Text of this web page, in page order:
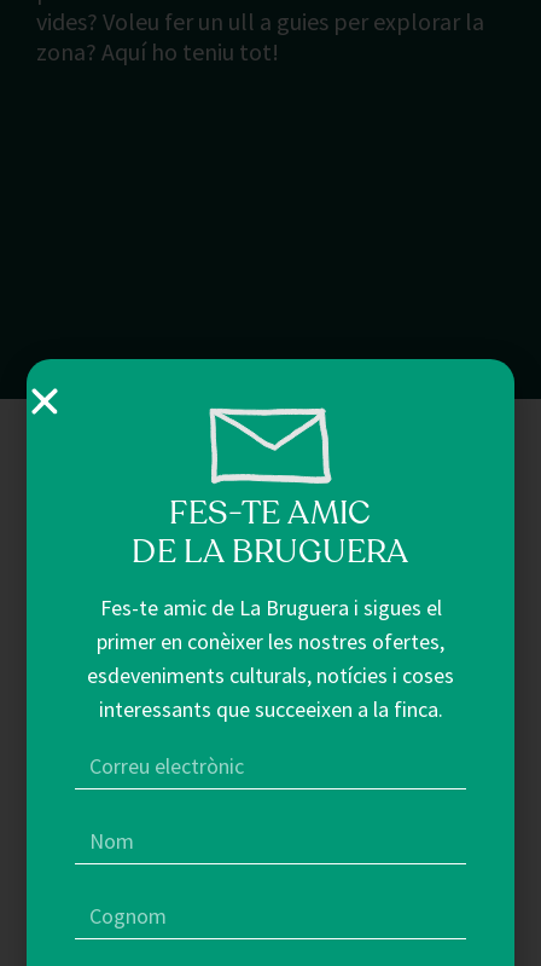
vides? Voleu fer un ull a guies per explorar la
zona? Aquí ho teniu tot!
+ Veure més
FES-TE AMIC
DE LA BRUGUERA
Fes-te amic de La Bruguera i sigues el
primer en conèixer les nostres ofertes,
esdeveniments culturals, notícies i coses
interessants que succeeixen a la finca.